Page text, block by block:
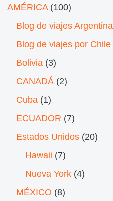
AMÉRICA(100)
Blog de viajes Argentina
Blog de viajes por Chile
Bolivia (3)
CANADÁ (2)
Cuba (1)
ECUADOR (7)
Estados Unidos (20)
Hawaii (7)
Nueva York (4)
MÉXICO (8)